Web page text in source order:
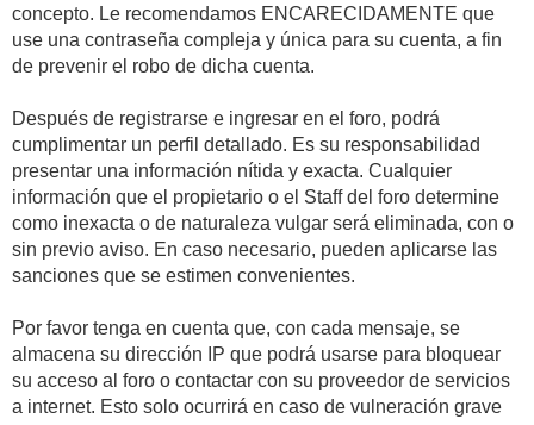
concepto. Le recomendamos ENCARECIDAMENTE que
use una contraseña compleja y única para su cuenta, a fin
de prevenir el robo de dicha cuenta.
Después de registrarse e ingresar en el foro, podrá
cumplimentar un perfil detallado. Es su responsabilidad
presentar una información nítida y exacta. Cualquier
información que el propietario o el Staff del foro determine
como inexacta o de naturaleza vulgar será eliminada, con o
sin previo aviso. En caso necesario, pueden aplicarse las
sanciones que se estimen convenientes.
Por favor tenga en cuenta que, con cada mensaje, se
almacena su dirección IP que podrá usarse para bloquear
su acceso al foro o contactar con su proveedor de servicios
a internet. Esto solo ocurrirá en caso de vulneración grave